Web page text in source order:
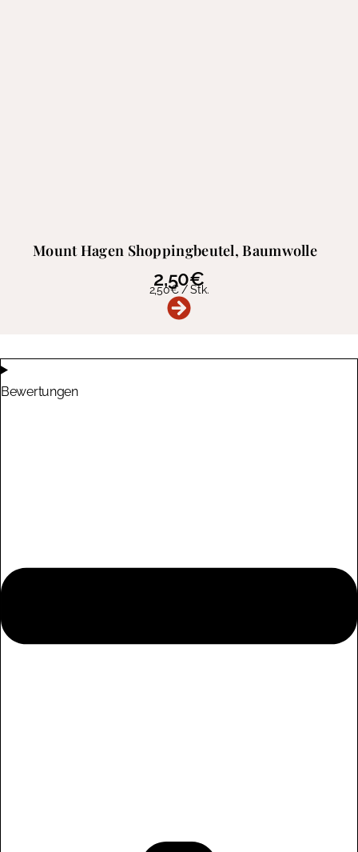
Mount Hagen Shoppingbeutel, Baumwolle
2,50€
2,50€/Stk.
Bewertungen